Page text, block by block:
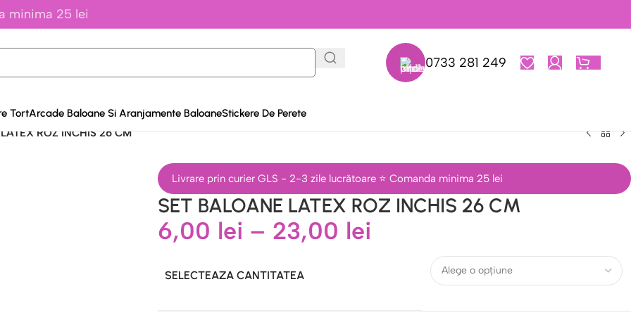
minima 25 lei
0733 281 249
TortArcade Baloane Si Aranjamente BaloaneStickere De Perete
ROZ INCHIS 26 CM
Livrare prin curier GLS - 2-3 zile lucrătoare ⭐ Comanda minima 25 lei
SET BALOANE LATEX ROZ INCHIS 26 CM
6,00 lei – 23,00 lei
SELECTEAZA CANTITATEA